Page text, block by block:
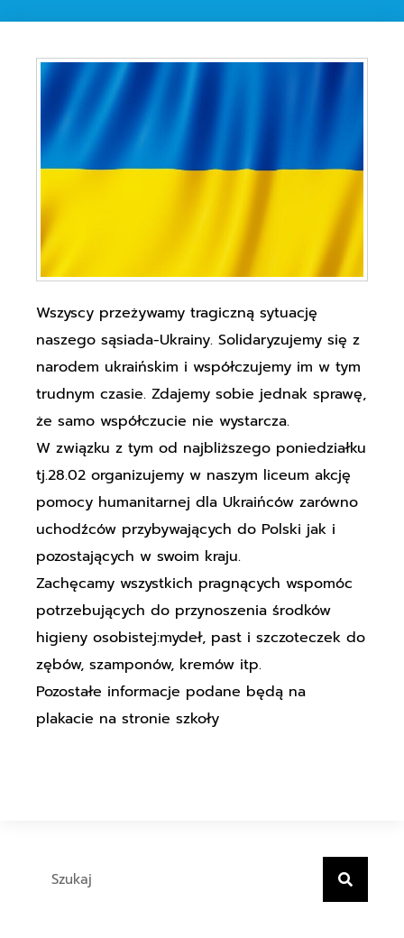
Wszyscy przeżywamy tragiczną sytuację
naszego sąsiada-Ukrainy. Solidaryzujemy się z
narodem ukraińskim i współczujemy im w tym
trudnym czasie. Zdajemy sobie jednak sprawę,
że samo współczucie nie wystarcza.
W związku z tym od najbliższego poniedziałku
tj.28.02 organizujemy w naszym liceum akcję
pomocy humanitarnej dla Ukraińców zarówno
uchodźców przybywających do Polski jak i
pozostających w swoim kraju.
Zachęcamy wszystkich pragnących wspomóc
potrzebujących do przynoszenia środków
higieny osobistej:mydeł, past i szczoteczek do
zębów, szamponów, kremów itp.
Pozostałe informacje podane będą na
plakacie na stronie szkoły